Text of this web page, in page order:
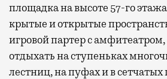
площадка на высоте 57-го
крытые и открытые
игровой партер с
отдыхать на ступеньках
лестниц, на пуфах и в